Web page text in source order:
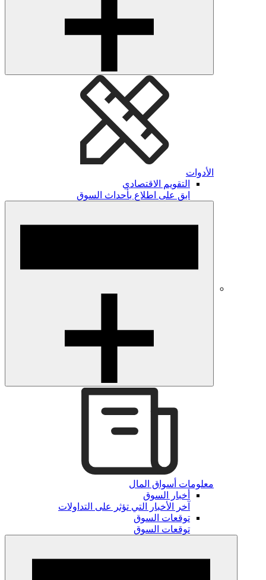
الأدوات
التقويم الاقتصادي
ابق على اطلاع بأحداث السوق
معلومات أسواق المال
أخبار السوق
آخر الأخبار التي تؤثر على التداولات
توقعات السوق
توقعات السوق